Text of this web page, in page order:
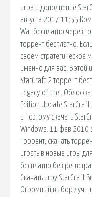
игра и дополнение
августа 2017 11:55
War бесплатно через
торрент бесплатно.
своем стратегическое
именно для вас. В этой
StarCraft 2 торрент
Legacy of the .
Edition Update StarCraft
и поэтому скачать
Windows. 11 фев 2010
Торрент, скачать
играть в новые игры
бесплатно без
Скачать игру StarCraft
Огромный выбор